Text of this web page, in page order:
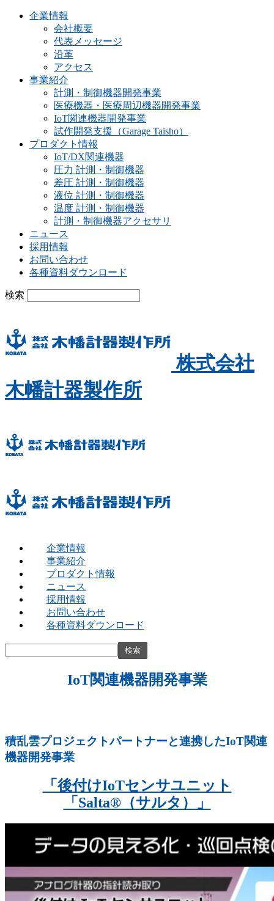
企業情報
会社概要
代表メッセージ
沿革
アクセス
事業紹介
計測・制御機器開発事業
医療機器・医療周辺機器開発事業
IoT関連機器開発事業
試作開発支援（Garage Taisho）
プロダクト情報
IoT/DX関連機器
圧力 計測・制御機器
差圧 計測・制御機器
液位 計測・制御機器
温度 計測・制御機器
計測・制御機器アクセサリ
ニュース
採用情報
お問い合わせ
各種資料ダウンロード
検索
株式会社
木幡計器製作所
企業情報
事業紹介
プロダクト情報
ニュース
採用情報
お問い合わせ
各種資料ダウンロード
IoT関連機器開発事業
積乱雲プロジェクトパートナーと連携したIoT関連
機器開発事業
「後付けIoTセンサユニット
「Salta®（サルタ）」